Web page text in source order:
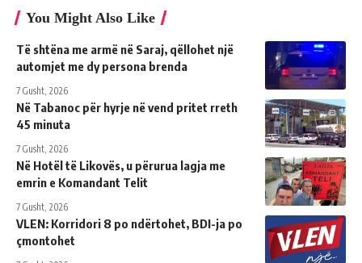
You Might Also Like
Të shtëna me armë në Saraj, qëllohet një
automjet me dy persona brenda
7 Gusht, 2026
Në Tabanoc për hyrje në vend pritet rreth
45 minuta
7 Gusht, 2026
Në Hotël të Likovës, u përurua lagja me
emrin e Komandant Telit
7 Gusht, 2026
VLEN: Korridori 8 po ndërtohet, BDI-ja po
çmontohet